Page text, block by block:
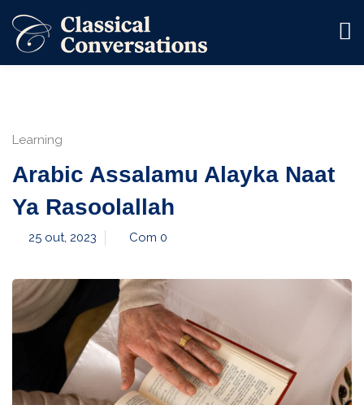
Learning
Arabic Assalamu Alayka Naat
Ya Rasoolallah
25 out, 2023 Com 0